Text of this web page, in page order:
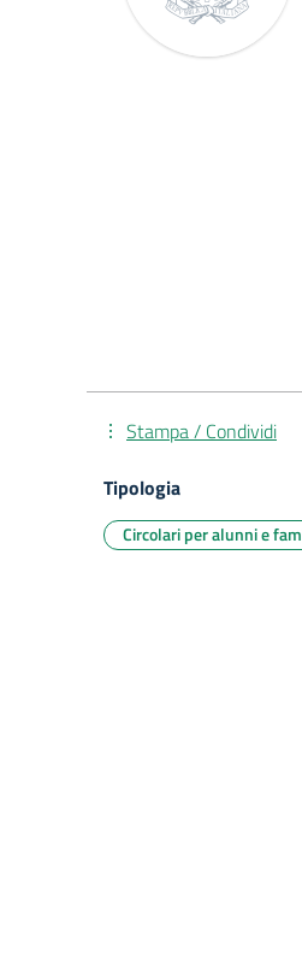
Stampa / Condividi
Tipologia
Circolari per alunni e